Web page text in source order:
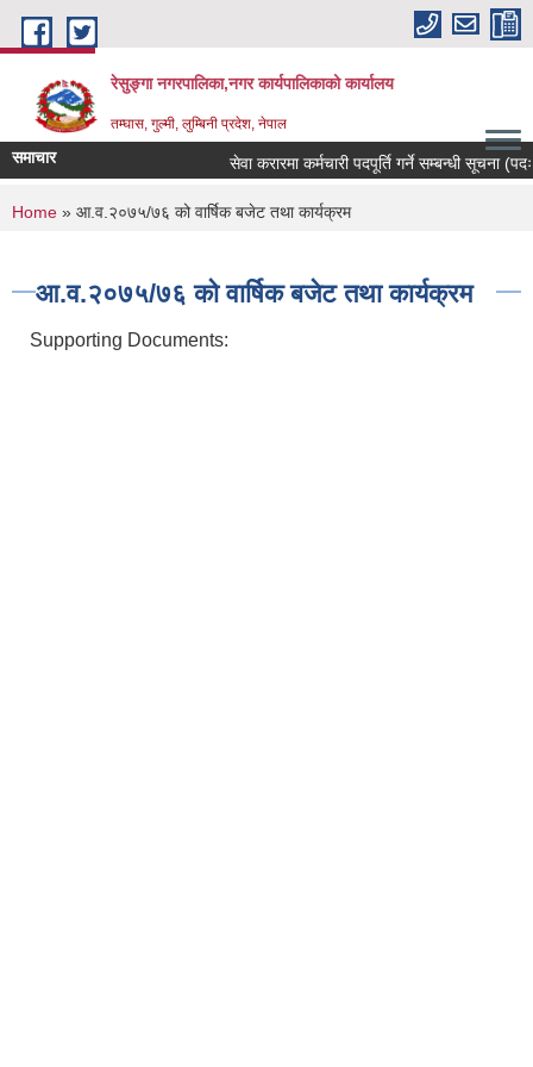
Skip to main content
रेसुङ्गा नगरपालिका,नगर कार्यपालिकाको कार्यालय
तम्घास, गुल्मी, लुम्बिनी प्रदेश, नेपाल
समाचार सेवा करारमा कर्मचारी पदपूर्ति गर्ने सम्बन्धी सूचना (पदः
You are here
Home » आ.व.२०७५/७६ को वार्षिक बजेट तथा कार्यक्रम
आ.व.२०७५/७६ को वार्षिक बजेट तथा कार्यक्रम
Supporting Documents: